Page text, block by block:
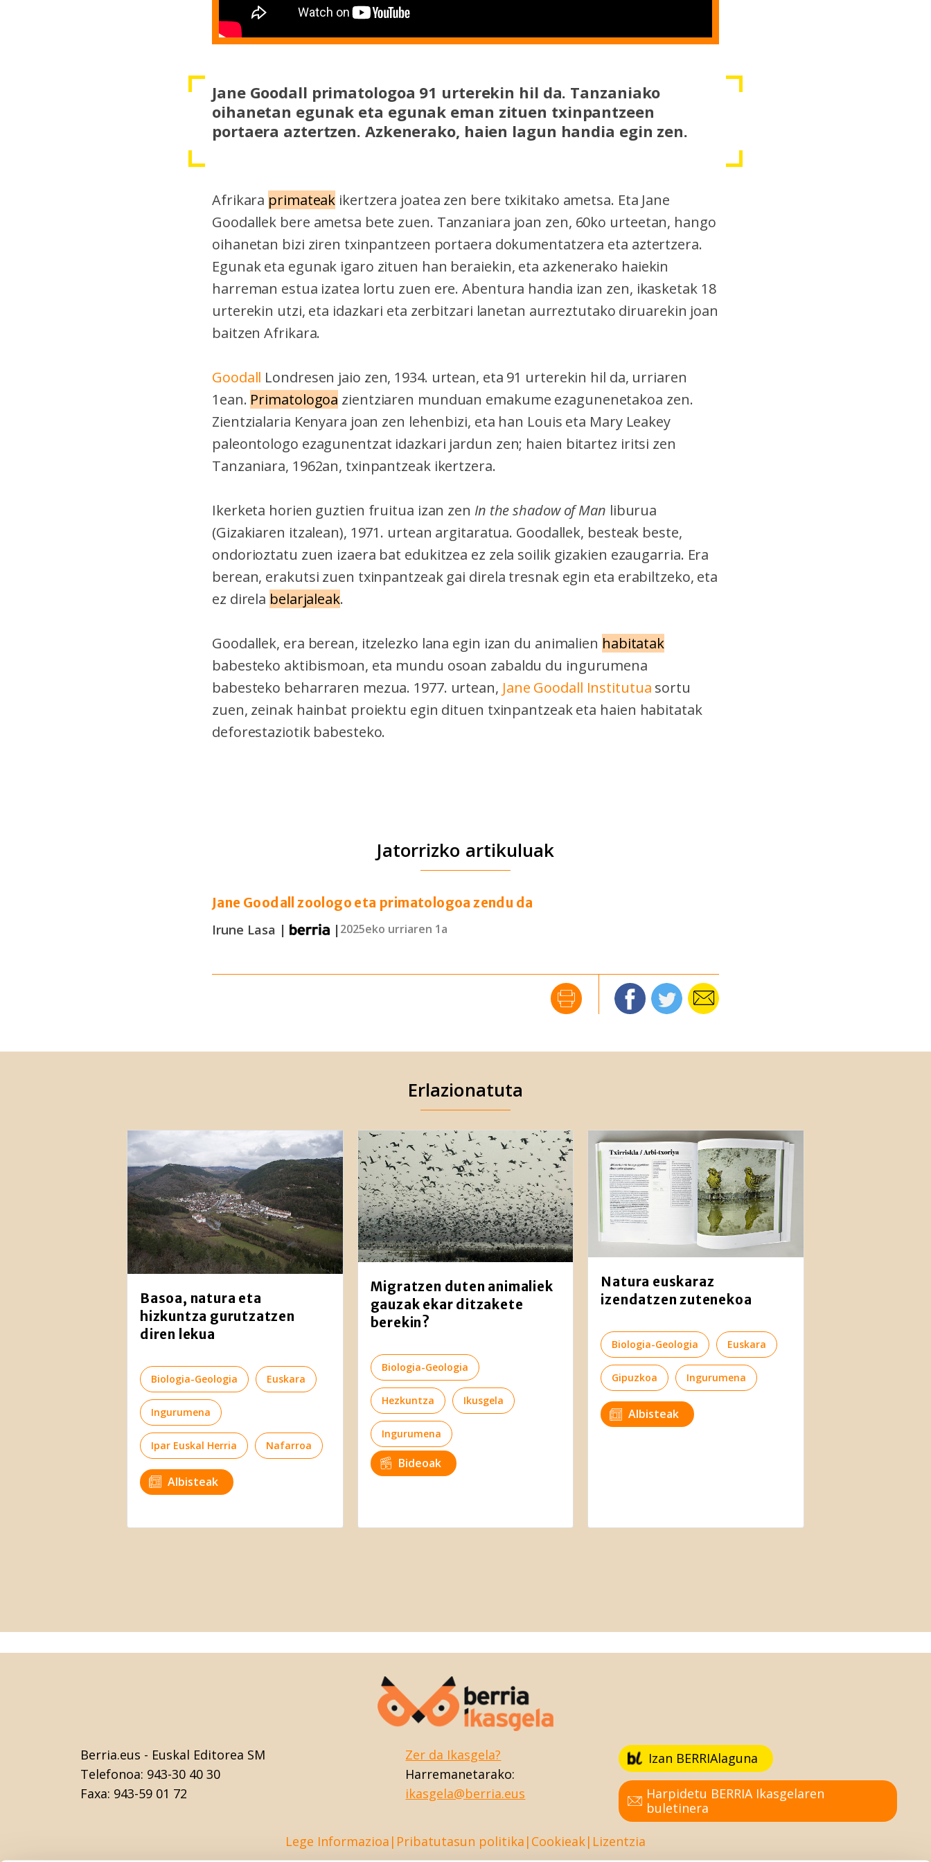
Jane Goodall primatologoa 91 urterekin hil da. Tanzaniako
oihanetan egunak eta egunak eman zituen txinpantzeen
portaera aztertzen. Azkenerako, haien lagun handia egin zen.
Afrikara primateak ikertzera joatea zen bere txikitako ametsa. Eta Jane
Goodallek bere ametsa bete zuen. Tanzaniara joan zen, 60ko urteetan, hango
oihanetan bizi ziren txinpantzeen portaera dokumentatzera eta aztertzera.
Egunak eta egunak igaro zituen han beraiekin, eta azkenerako haiekin
harreman estua izatea lortu zuen ere. Abentura handia izan zen, ikasketak 18
urterekin utzi, eta idazkari eta zerbitzari lanetan aurreztutako diruarekin joan
baitzen Afrikara.
Goodall Londresen jaio zen, 1934. urtean, eta 91 urterekin hil da, urriaren
1ean. Primatologoa zientziaren munduan emakume ezagunenetakoa zen.
Zientzialaria Kenyara joan zen lehenbizi, eta han Louis eta Mary Leakey
paleontologo ezagunentzat idazkari jardun zen; haien bitartez iritsi zen
Tanzaniara, 1962an, txinpantzeak ikertzera.
Ikerketa horien guztien fruitua izan zen In the shadow of Man liburua
(Gizakiaren itzalean), 1971. urtean argitaratua. Goodallek, besteak beste,
ondorioztatu zuen izaera bat edukitzea ez zela soilik gizakien ezaugarria. Era
berean, erakutsi zuen txinpantzeak gai direla tresnak egin eta erabiltzeko, eta
ez direla belarjaleak.
Goodallek, era berean, itzelezko lana egin izan du animalien habitatak
babesteko aktibismoan, eta mundu osoan zabaldu du ingurumena
babesteko beharraren mezua. 1977. urtean, Jane Goodall Institutua sortu
zuen, zeinak hainbat proiektu egin dituen txinpantzeak eta haien habitatak
deforestaziotik babesteko.
Jatorrizko artikuluak
Jane Goodall zoologo eta primatologoa zendu da
Irune Lasa |
|2025eko urriaren 1a
Erlazionatuta
Basoa, natura eta
hizkuntza gurutzatzen
diren lekua
Biologia-Geologia Euskara
Ingurumena
Ipar Euskal Herria Nafarroa
Albisteak
Migratzen duten animaliek
gauzak ekar ditzakete
berekin?
Biologia-Geologia
Hezkuntza Ikusgela
Ingurumena
Bideoak
Natura euskaraz
izendatzen zutenekoa
Biologia-Geologia Euskara
Gipuzkoa Ingurumena
Albisteak
Berria.eus - Euskal Editorea SM
Telefonoa: 943-30 40 30
Faxa: 943-59 01 72
Zer da Ikasgela?
Harremanetarako:
ikasgela@berria.eus
Izan BERRIAlaguna
Harpidetu BERRIA Ikasgelaren
buletinera
Lege Informazioa Pribatutasun politika Cookieak Lizentzia